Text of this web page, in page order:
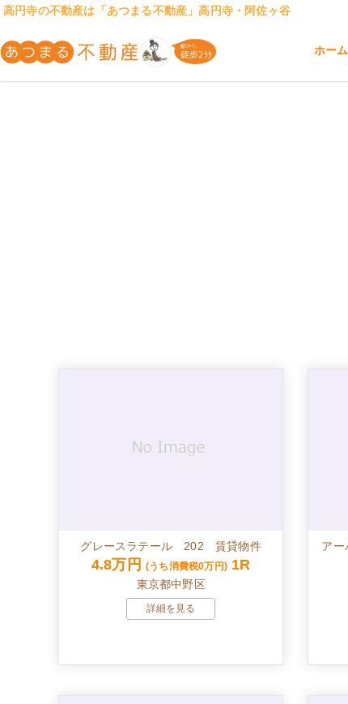
高円寺の不動産は「あつまる不動産」高円寺・阿佐ヶ谷
高円寺・阿佐ヶ谷の不動産は女性のための
高円寺・阿佐ヶ谷の女性専用の不動産屋
ホーム
グレースラテール 202 賃貸物件
4.8万円 (うち消費税0万円) 1R
東京都中野区
詳細を見る
ア